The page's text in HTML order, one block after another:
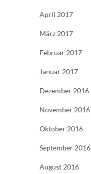
April 2017
März 2017
Februar 2017
Januar 2017
Dezember 2016
November 2016
Oktober 2016
September 2016
August 2016